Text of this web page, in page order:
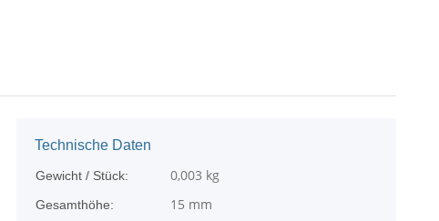
Technische Daten
Gewicht / Stück: 0,003 kg
Gesamthöhe: 15 mm